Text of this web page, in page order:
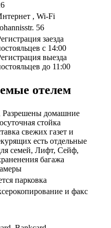
, Wi-Fi
56
заезда
с 14:00
выезда
до 11:00
отелем
Разрешены домашние
стойка
свежих газет и
есть отдельные
семей, Лифт, Сейф,
багажа
парковка
и факс